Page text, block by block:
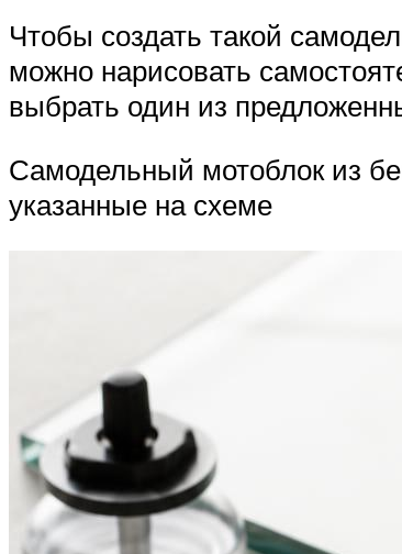
Чтобы создать такой
можно нарисовать
выбрать один из
Самодельный мотоблок из
указанные на схеме